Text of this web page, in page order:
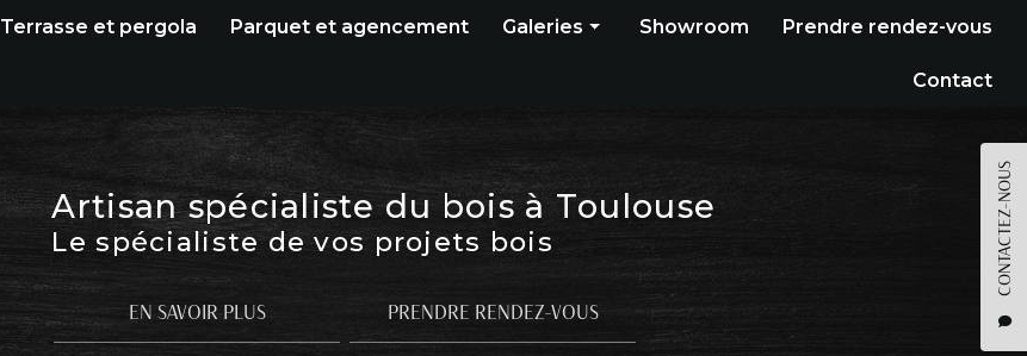
CONTACTEZ-NOUS
Terrasse et pergola Parquet et agencement Galeries
Pergola
Parquet
Showroom Prendre rendez-vous
Contact
Artisan spécialiste du bois à Toulouse
Le spécialiste de vos projets bois
EN SAVOIR PLUS PRENDRE RENDEZ-VOUS